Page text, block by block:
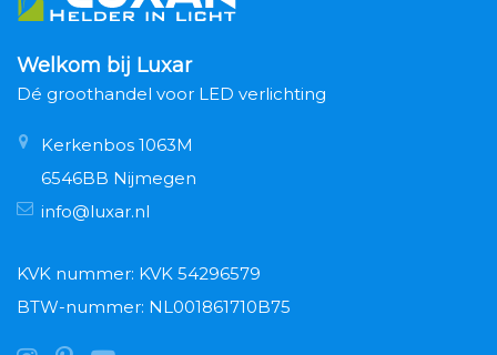
Welkom bij Luxar
Dé groothandel voor LED verlichting
Kerkenbos 1063M
6546BB Nijmegen
info@luxar.nl
KVK nummer: KVK 54296579
BTW-nummer: NL001861710B75